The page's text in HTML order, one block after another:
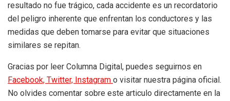
resultado no fue trágico, cada accidente es un recordatorio
del peligro inherente que enfrentan los conductores y las
medidas que deben tomarse para evitar que situaciones
similares se repitan.
Gracias por leer Columna Digital, puedes seguirnos en
Facebook, Twitter, Instagram o visitar nuestra página oficial.
No olvides comentar sobre este articulo directamente en la